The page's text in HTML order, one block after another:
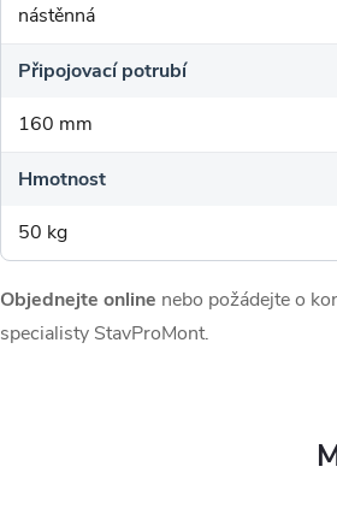
nástěnná
Připojovací potrubí
160 mm
Hmotnost
50 kg
Objednejte online nebo požádejte o
specialisty StavProMont.